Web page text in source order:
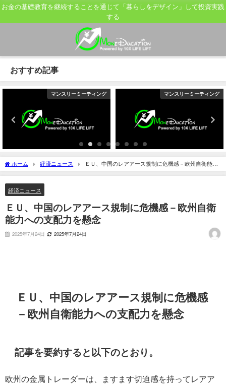
お金の基礎教育を継続することを通じて「暮らしをデザイン」して投資実践
する
おすすめ記事
マンスリーミーティング マンスリーミーティング
ホーム 経済ニュース
ＥＵ、中国のレアアース規制に危機感－欧州自衛能力
への支配力を懸念
経済ニュース
ＥＵ、中国のレアアース規制に危機感－欧州自衛
能力への支配力を懸念
2025年7月24日 2025年7月24日
ＥＵ、中国のレアアース規制に危機感
－欧州自衛能力への支配力を懸念
記事を要約すると以下のとおり。
欧州の金属トレーダーは、ますます切迫感を持ってレアア